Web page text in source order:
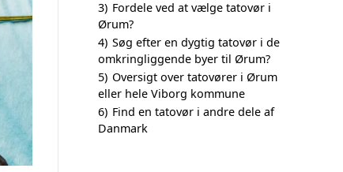
3) Fordele ved at vælge tatovør i
Ørum?
4) Søg efter en dygtig tatovør i de
omkringliggende byer til Ørum?
5) Oversigt over tatovører i Ørum
eller hele Viborg kommune
6) Find en tatovør i andre dele af
Danmark